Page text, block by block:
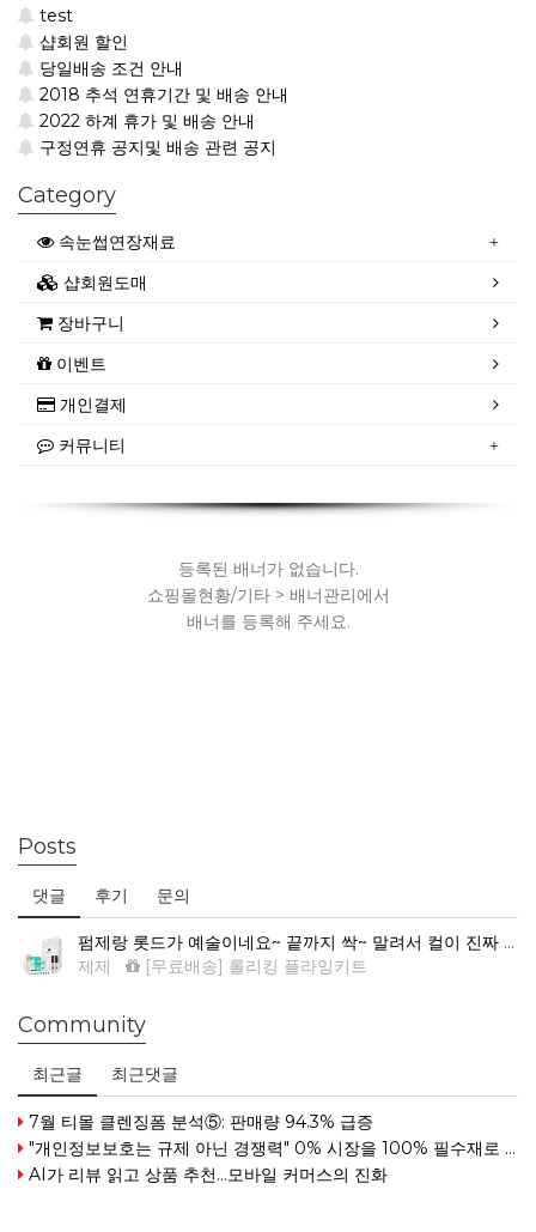
test
샵회원 할인
당일배송 조건 안내
2018 추석 연휴기간 및 배송 안내
2022 하계 휴가 및 배송 안내
구정연휴 공지및 배송 관련 공지
Category
속눈썹연장재료
샵회원도매
장바구니
이벤트
개인결제
커뮤니티
등록된 배너가 없습니다.
쇼핑몰현황/기타 > 배너관리에서
배너를 등록해 주세요.
Posts
댓글 후기 문의
펌제랑 롯드가 예술이네요~ 끝까지 싹~ 말려서 컬이 진짜 예뻐요.
제제
[무료배송] 롤리킹 플라잉키트
Community
최근글 최근댓글
7월 티몰 클렌징폼 분석⑤: 판매량 94.3% 급증
"개인정보보호는 규제 아닌 경쟁력" 0% 시장을 100% 필수재로 만든 여성
AI가 리뷰 읽고 상품 추천…모바일 커머스의 진화